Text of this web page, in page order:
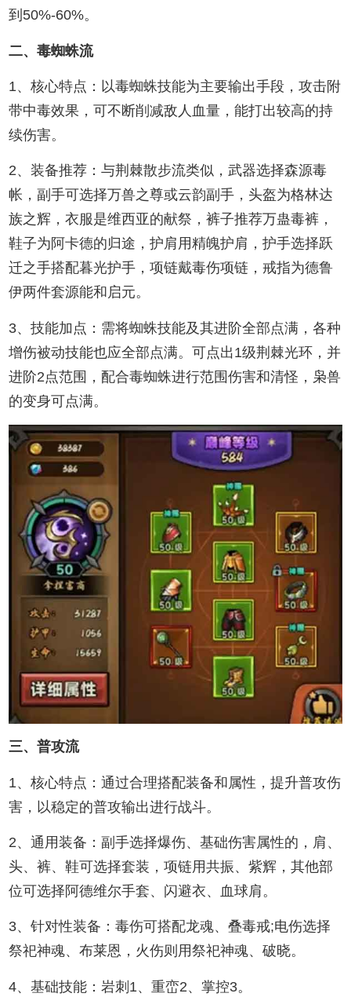
到50%-60%。
二、毒蜘蛛流
1、核心特点：以毒蜘蛛技能为主要输出手段，攻击附
带中毒效果，可不断削减敌人血量，能打出较高的持
续伤害。
2、装备推荐：与荆棘散步流类似，武器选择森源毒
帐，副手可选择万兽之尊或云韵副手，头盔为格林达
族之辉，衣服是维西亚的献祭，裤子推荐万蛊毒裤，
鞋子为阿卡德的归途，护肩用精魄护肩，护手选择跃
迁之手搭配暮光护手，项链戴毒伤项链，戒指为德鲁
伊两件套源能和启元。
3、技能加点：需将蜘蛛技能及其进阶全部点满，各种
增伤被动技能也应全部点满。可点出1级荆棘光环，并
进阶2点范围，配合毒蜘蛛进行范围伤害和清怪，枭兽
的变身可点满。
三、普攻流
1、核心特点：通过合理搭配装备和属性，提升普攻伤
害，以稳定的普攻输出进行战斗。
2、通用装备：副手选择爆伤、基础伤害属性的，肩、
头、裤、鞋可选择套装，项链用共振、紫辉，其他部
位可选择阿德维尔手套、闪避衣、血球肩。
3、针对性装备：毒伤可搭配龙魂、叠毒戒;电伤选择
祭祀神魂、布莱恩，火伤则用祭祀神魂、破晓。
4、基础技能：岩刺1、重峦2、掌控3。